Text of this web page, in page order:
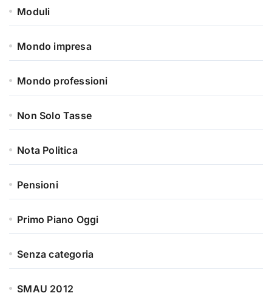
Moduli
Mondo impresa
Mondo professioni
Non Solo Tasse
Nota Politica
Pensioni
Primo Piano Oggi
Senza categoria
SMAU 2012